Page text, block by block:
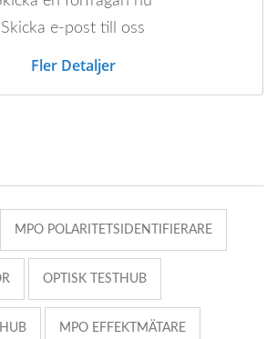
Skicka e-post till oss
Fler Detaljer
MPO POLARITETSIDENTIFIERARE
OPTISK TESTHUB
MPO EFFEKTMÄTARE